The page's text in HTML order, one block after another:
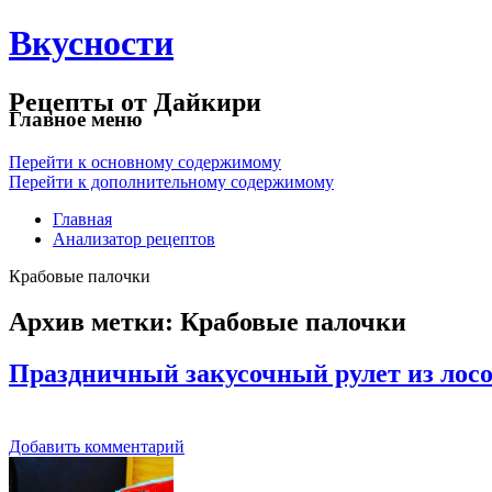
Вкусности
Рецепты от Дайкири
Главное меню
Перейти к основному содержимому
Перейти к дополнительному содержимому
Главная
Анализатор рецептов
Крабовые палочки
Архив метки: Крабовые палочки
Праздничный закусочный рулет из
Добавить комментарий